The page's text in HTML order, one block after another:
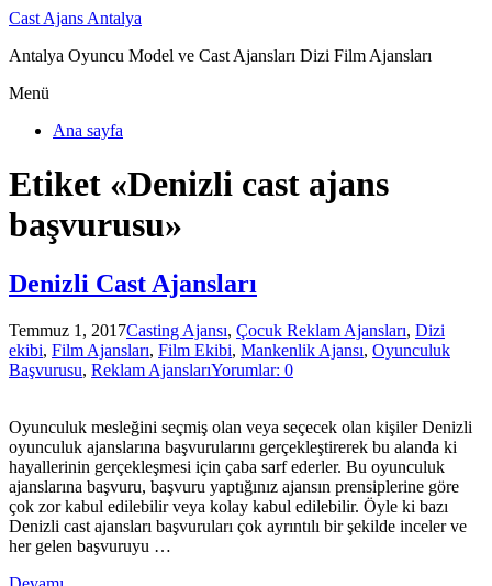
Cast Ajans Antalya
Antalya Oyuncu Model ve Cast Ajansları Dizi Film Ajansları
Menü
Ana sayfa
Etiket «Denizli cast ajans
başvurusu»
Denizli Cast Ajansları
Temmuz 1, 2017Casting Ajansı, Çocuk Reklam Ajansları, Dizi
ekibi, Film Ajansları, Film Ekibi, Mankenlik Ajansı, Oyunculuk
Başvurusu, Reklam AjanslarıYorumlar: 0
Oyunculuk mesleğini seçmiş olan veya seçecek olan kişiler Denizli
oyunculuk ajanslarına başvurularını gerçekleştirerek bu alanda ki
hayallerinin gerçekleşmesi için çaba sarf ederler. Bu oyunculuk
ajanslarına başvuru, başvuru yaptığınız ajansın prensiplerine göre
çok zor kabul edilebilir veya kolay kabul edilebilir. Öyle ki bazı
Denizli cast ajansları başvuruları çok ayrıntılı bir şekilde inceler ve
her gelen başvuruyu …